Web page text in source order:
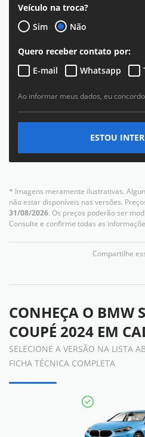
* Imagens meramente ilustrativas.
não estar disponíveis nas versões.
31/08/2026. Os preços poderão ser
Consulte e confirme todas as
Compartilhe
Veículo na troca?
Sim
Não
Quero receber contato por:
E-mail
Whatsapp
Ao informar meus dados, eu
ESTOU
CONHEÇA O BMW
COUPÉ 2024 EM
SELECIONE A VERSÃO NA LISTA
FICHA TÉCNICA COMPLETA